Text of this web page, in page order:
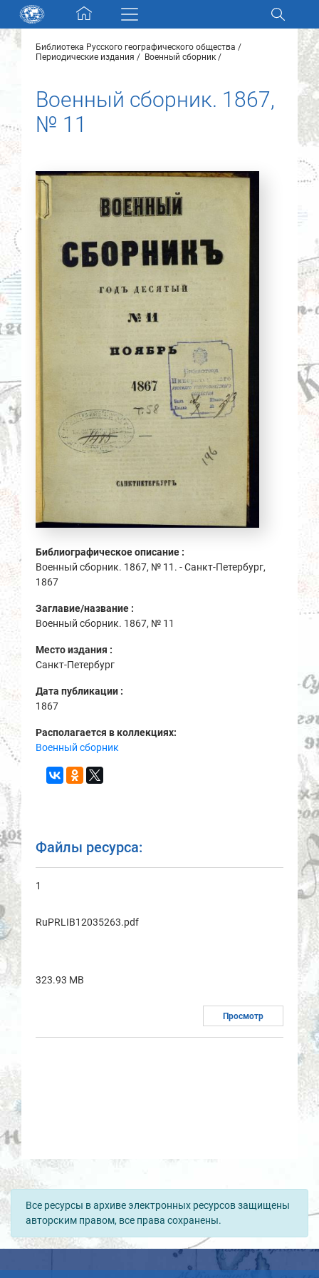
Skip navigation
Разделы и коллекции
Электронный каталог
Новости
О нас
Контакты
Партнеры
Найти
Библиотека Русского географического общества
Периодические издания
Военный сборник
Военный сборник. 1867,
№ 11
Библиографическое описание :
Военный сборник. 1867, № 11. - Санкт-Петербург,
1867
Заглавие/название :
Военный сборник. 1867, № 11
Место издания :
Санкт-Петербург
Дата публикации :
1867
Располагается в коллекциях:
Военный сборник
Файлы ресурса:
1
RuPRLIB12035263.pdf
323.93 MB
Просмотр
Все ресурсы в архиве электронных ресурсов защищены
авторским правом, все права сохранены.